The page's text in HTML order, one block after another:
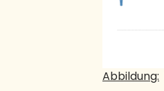
Abbildung: